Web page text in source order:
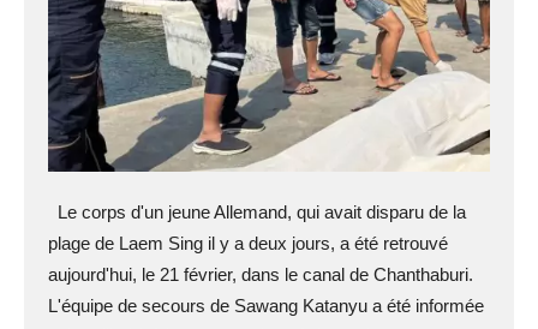
Le corps d'un jeune Allemand, qui avait disparu de la
plage de Laem Sing il y a deux jours, a été retrouvé
aujourd'hui, le 21 février, dans le canal de Chanthaburi.
L'équipe de secours de Sawang Katanyu a été informée